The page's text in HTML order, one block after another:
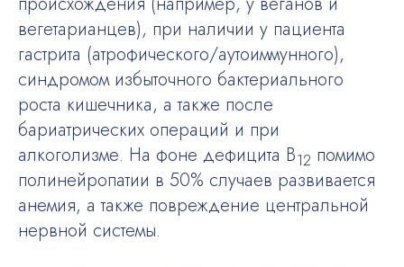
вегетарианцев), при наличии у пациента
гаcтрита (атрофического/аутоиммунного),
синдромом избыточного бактериального
роста кишечника, а также после
бариатрических операций и при
алкоголизме. На фоне дефицита В12 помимо
полинейропатии в 50% случаев развивается
анемия, а также повреждение центральной
нервной системы.